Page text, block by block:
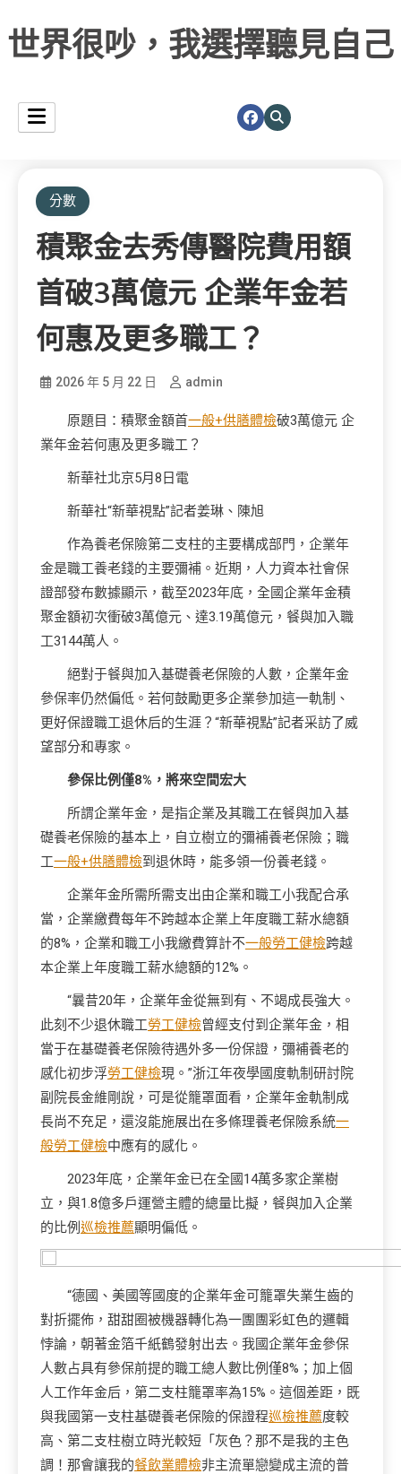
世界很吵，我選擇聽見自己
分數
積聚金去秀傳醫院費用額
首破3萬億元 企業年金若
何惠及更多職工？
2026 年 5 月 22 日 admin
原題目：積聚金額首一般+供膳體檢破3萬億元 企
業年金若何惠及更多職工？
新華社北京5月8日電
新華社“新華視點”記者姜琳、陳旭
作為養老保險第二支柱的主要構成部門，企業年
金是職工養老錢的主要彌補。近期，人力資本社會保
證部發布數據顯示，截至2023年底，全國企業年金積
聚金額初次衝破3萬億元、達3.19萬億元，餐與加入職
工3144萬人。
絕對于餐與加入基礎養老保險的人數，企業年金
參保率仍然偏低。若何鼓勵更多企業參加這一軌制、
更好保證職工退休后的生涯？“新華視點”記者采訪了威
望部分和專家。
參保比例僅8%，將來空間宏大
所謂企業年金，是指企業及其職工在餐與加入基
礎養老保險的基本上，自立樹立的彌補養老保險；職
工一般+供膳體檢到退休時，能多領一份養老錢。
企業年金所需所需支出由企業和職工小我配合承
當，企業繳費每年不跨越本企業上年度職工薪水總額
的8%，企業和職工小我繳費算計不一般勞工健檢跨越
本企業上年度職工薪水總額的12%。
“曩昔20年，企業年金從無到有、不竭成長強大。
此刻不少退休職工勞工健檢曾經支付到企業年金，相
當于在基礎養老保險待遇外多一份保證，彌補養老的
感化初步浮勞工健檢現。”浙江年夜學國度軌制研討院
副院長金維剛說，可是從籠罩面看，企業年金軌制成
長尚不充足，還沒能施展出在多條理養老保險系統一
般勞工健檢中應有的感化。
2023年底，企業年金已在全國14萬多家企業樹
立，與1.8億多戶運營主體的總量比擬，餐與加入企業
的比例巡檢推薦顯明偏低。
“德國、美國等國度的企業年金可籠罩失業生齒的
對折擺佈，甜甜圈被機器轉化為一團團彩虹色的邏輯
悖論，朝著金箔千紙鶴發射出去。我國企業年金參保
人數占具有參保前提的職工總人數比例僅8%；加上個
人工作年金后，第二支柱籠罩率為15%。這個差距，既
與我國第一支柱基礎養老保險的保證程巡檢推薦度較
高、第二支柱樹立時光較短「灰色？那不是我的主色
調！那會讓我的餐飲業體檢非主流單戀變成主流的普